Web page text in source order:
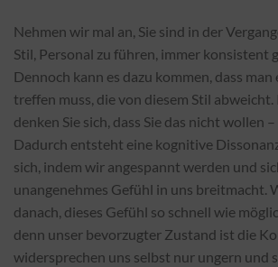
Nehmen wir mal an, Sie sind in der
Stil, Personal zu führen, immer konsistent
Dennoch kann es dazu kommen, dass
treffen muss, die von diesem Stil
denken Sie sich, dass Sie das nicht wollen
Dadurch entsteht eine kognitive
sich, indem wir angespannt werden und
unangenehmes Gefühl in uns breitmacht.
danach, dieses Gefühl so schnell wie
denn unser bevorzugter Zustand ist die
widersprechen uns selbst nur ungern und